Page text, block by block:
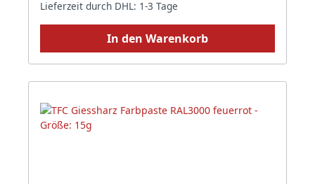
Lieferzeit durch DHL: 1-3 Tage
In den Warenkorb